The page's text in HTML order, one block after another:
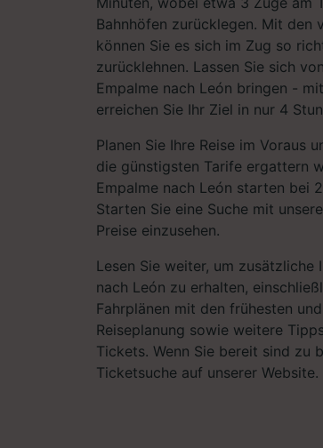
Bahnhöfen zurücklegen. Mit den
können Sie es sich im Zug so
zurücklehnen. Lassen Sie sich
Empalme nach León bringen -
erreichen Sie Ihr Ziel in nur 4
Planen Sie Ihre Reise im Voraus
die günstigsten Tarife ergattern
Empalme nach León starten bei
Starten Sie eine Suche mit
Preise einzusehen.
Lesen Sie weiter, um
nach León zu erhalten,
Fahrplänen mit den frühesten
Reiseplanung sowie weitere
Tickets. Wenn Sie bereit sind zu
Ticketsuche auf unserer Website.